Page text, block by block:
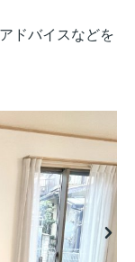
ドバイスなどを